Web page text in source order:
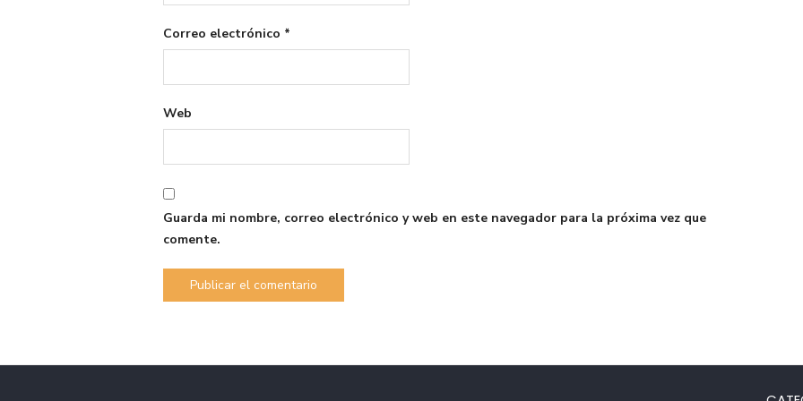
Correo electrónico *
Web
Guarda mi nombre, correo electrónico y web en este navegador para la próxima vez que
comente.